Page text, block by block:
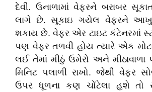
દેવી. ઉનાળામાં વેફરને બરાબર
લાગે છે. સૂકાઇ ગયેલ વેફરને આખુ
શકાય છે. વેફર એર ટાઇટ કંટેનરમાં
પણ વેફર તળવી હોય ત્યારે એક
લઈ તેમાં મીઠું ઉમેરો અને મીઠાવાળા
મિનિટ પલાળી રાખો. જેથી વેફર
ઉપર ધૂળના કણ ચોંટેલા હશે